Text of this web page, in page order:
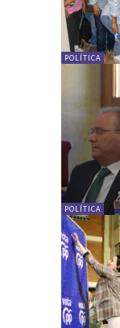
POLÍTICA
POLÍTICA